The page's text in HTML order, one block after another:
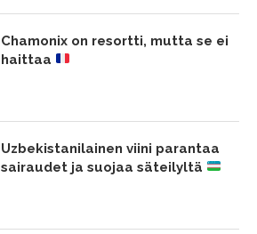
Chamonix on resortti, mutta se ei
haittaa
Uzbekistanilainen viini parantaa
sairaudet ja suojaa säteilyltä